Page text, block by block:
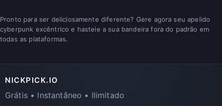
Pronto para ser deliciosamente diferente? Gere agora seu apelido
cyberpunk excêntrico e hasteie a sua bandeira fora do padrão em
todas as plataformas.
NICKPICK.IO
Grátis • Instantâneo • Ilimitado